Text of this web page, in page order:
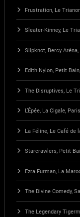
Frustration, Le
Sleater-Kinney, Le
Slipknot, Bercy
Edith Nylon, Petit
The Disruptives, Le
L’Épée, La Cigale,
La Féline, Le Café de
Starcrawlers, Petit
Ezra Furman, La
The Divine Comedy,
The Legendary